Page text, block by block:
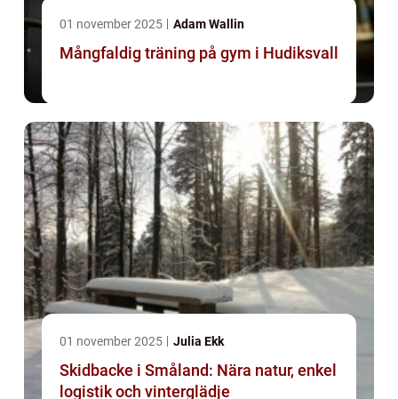
01 november 2025 Adam Wallin
Mångfaldig träning på gym i Hudiksvall
01 november 2025 Julia Ekk
Skidbacke i Småland: Nära natur, enkel
logistik och vinterglädje